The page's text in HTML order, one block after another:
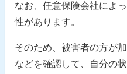
なお、任意保険会社によ
性があります。
そのため、被害者の方が
などを確認して、自分の